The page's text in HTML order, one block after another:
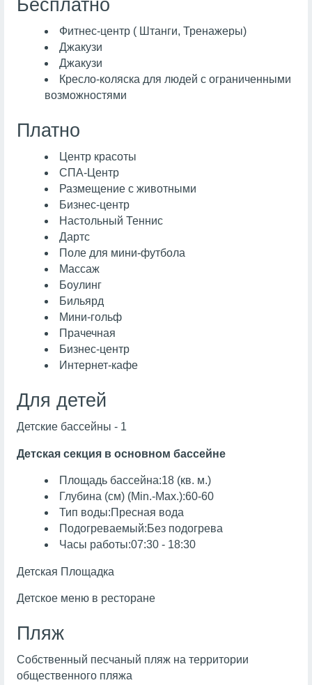
Бесплатно
Фитнес-центр ( Штанги, Тренажеры)
Джакузи
Джакузи
Кресло-коляска для людей с ограниченными
возможностями
Платно
Центр красоты
СПА-Центр
Размещение с животными
Бизнес-центр
Настольный Теннис
Дартс
Поле для мини-футбола
Массаж
Боулинг
Бильярд
Мини-гольф
Прачечная
Бизнес-центр
Интернет-кафе
Для детей
Детские бассейны - 1
Детская секция в основном бассейне
Площадь бассейна:18 (кв. м.)
Глубина (см) (Min.-Max.):60-60
Тип воды:Пресная вода
Подогреваемый:Без подогрева
Часы работы:07:30 - 18:30
Детская Площадка
Детское меню в ресторане
Пляж
Собственный песчаный пляж на территории
общественного пляжа